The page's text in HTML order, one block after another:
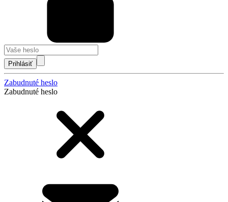
Prihlásiť
Zabudnuté heslo
Zabudnuté heslo